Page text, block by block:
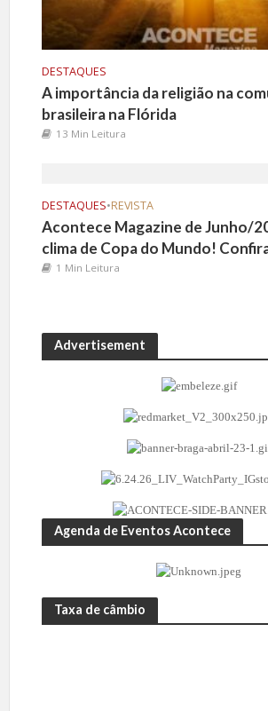
DESTAQUES
A importância da religião na
brasileira na Flórida
13 Min Leitura
DESTAQUES•REVISTA
Acontece Magazine de Junho/
clima de Copa do Mundo!
1 Min Leitura
Advertisement
Agenda de Eventos Acontece
Taxa de câmbio